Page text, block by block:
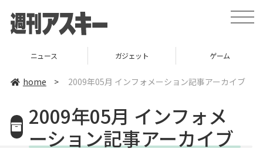
toggle
ニュース ガジェット ゲーム
home > 2009年05月 インフォメーション記事アーカイブ
2009年05月 インフォメ
ーション記事アーカイブ